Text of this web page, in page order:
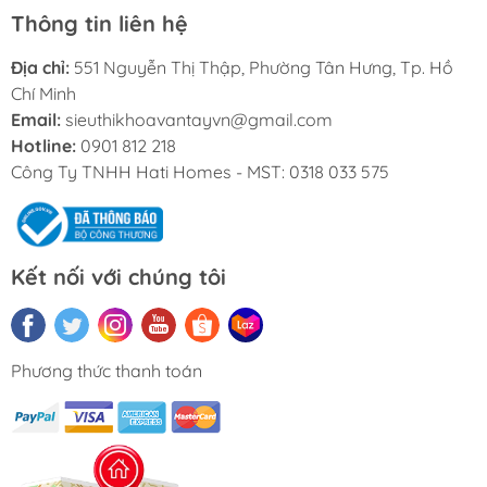
Thông tin liên hệ
Địa chỉ: 551 Nguyễn Thị Thập, Phường Tân Hưng, Tp. Hồ
Chí Minh
Email: sieuthikhoavantayvn@gmail.com
Hotline: 0901 812 218
Công Ty TNHH Hati Homes - MST: 0318 033 575
Kết nối với chúng tôi
Phương thức thanh toán